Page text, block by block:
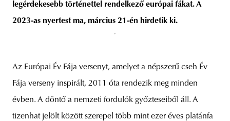
budapest branding
legérdekesebb történettel rendelkező európai fákat. A
2023-as nyertest ma, március 21-én hirdetik ki.
Az Európai Év Fája versenyt, amelyet a népszerű cseh Év
Fája verseny inspirált, 2011 óta rendezik meg minden
évben. A döntő a nemzeti fordulók győzteseiből áll. A
tizenhat jelölt között szerepel több mint ezer éves platánfa